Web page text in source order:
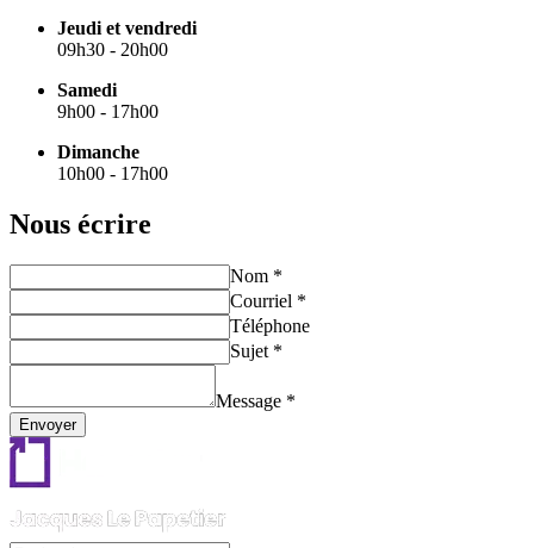
Jeudi et vendredi
09h30 - 20h00
Samedi
9h00 - 17h00
Dimanche
10h00 - 17h00
Nous écrire
Nom *
Courriel *
Téléphone
Sujet *
Message *
Envoyer